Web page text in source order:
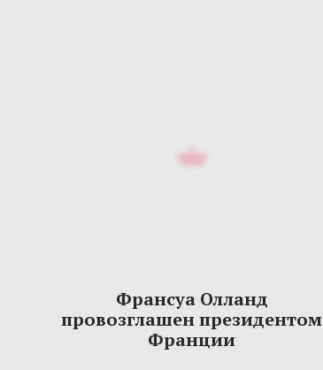
Франсуа Олланд
провозглашен президентом
Франции